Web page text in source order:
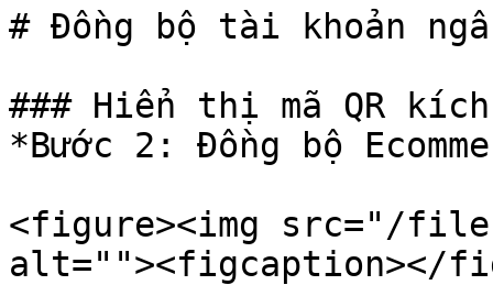
# Đồng bộ tài khoản
### Hiển thị mã QR
*Bước 2: Đồng bộ
<figure><img src="/files/
alt=""><figcaption></